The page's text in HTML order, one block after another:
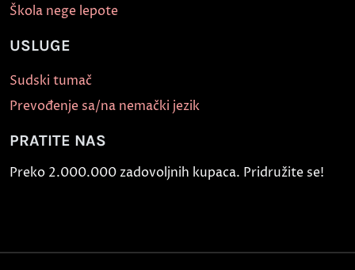
Škola nege lepote
USLUGE
Sudski tumač
Prevođenje sa/na nemački jezik
PRATITE NAS
Preko 2.000.000 zadovoljnih kupaca. Pridružite se!